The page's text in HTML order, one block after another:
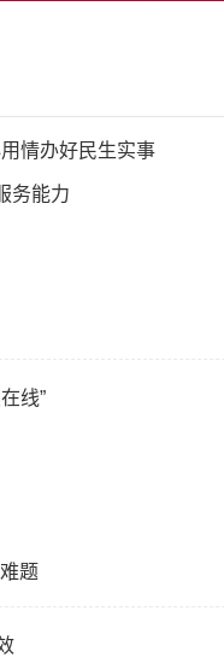
情办好民生实事
务能力
线”
题